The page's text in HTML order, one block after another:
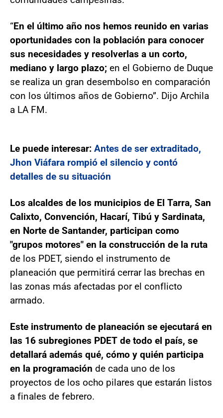
“En el último año nos hemos reunido en varias
oportunidades con la población para conocer
sus necesidades y resolverlas a un corto,
mediano y largo plazo; en el Gobierno de Duque
se realiza un gran desembolso en comparación
con los últimos años de Gobierno”. Dijo Archila
a LA FM.
Le puede interesar: Antes de ser extraditado,
Jhon Viáfara rompió el silencio y contó
detalles de su situación
Los alcaldes de los municipios de El Tarra, San
Calixto, Convención, Hacarí, Tibú y Sardinata,
en Norte de Santander, participan como
"grupos motores" en la construcción de la ruta
de los PDET, siendo el instrumento de
planeación que permitirá cerrar las brechas en
las zonas más afectadas por el conflicto
armado.
Este instrumento de planeación se ejecutará en
las 16 subregiones PDET de todo el país, se
detallará además qué, cómo y quién participa
en la programación de cada uno de los
proyectos de los ocho pilares que estarán listos
a finales de febrero.